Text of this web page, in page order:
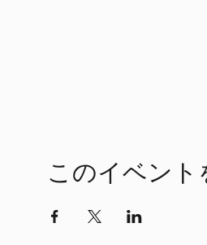
このイベント